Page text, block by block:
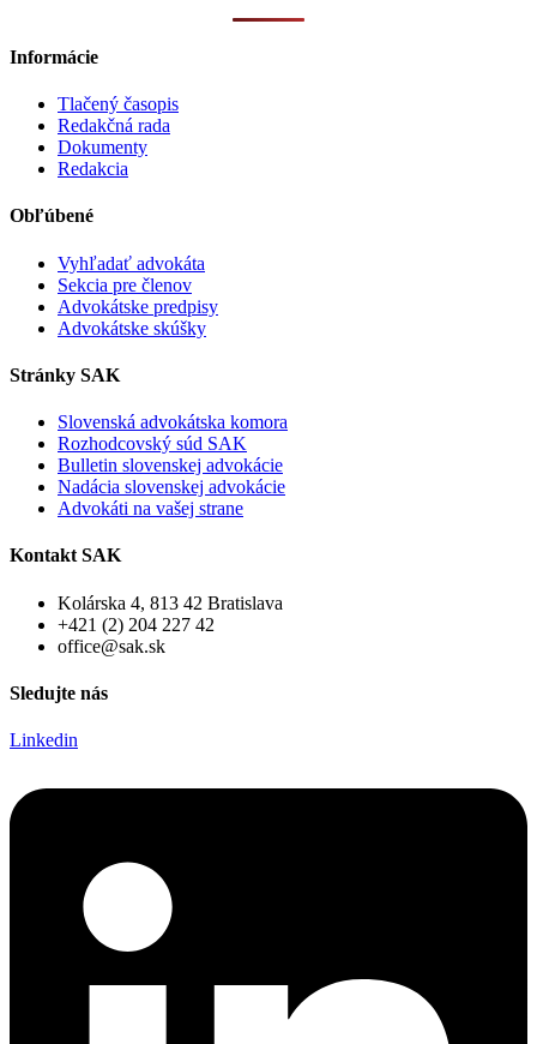
Informácie
Tlačený časopis
Redakčná rada
Dokumenty
Redakcia
Obľúbené
Vyhľadať advokáta
Sekcia pre členov
Advokátske predpisy
Advokátske skúšky
Stránky SAK
Slovenská advokátska komora
Rozhodcovský súd SAK
Bulletin slovenskej advokácie
Nadácia slovenskej advokácie
Advokáti na vašej strane
Kontakt SAK
Kolárska 4, 813 42 Bratislava
+421 (2) 204 227 42
office@sak.sk
Sledujte nás
Linkedin